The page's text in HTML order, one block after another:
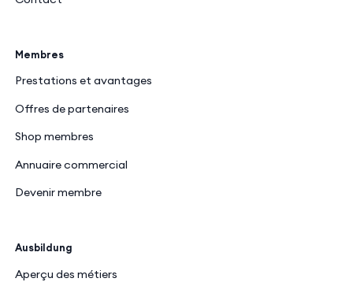
Membres
Prestations et avantages
Offres de partenaires
Shop membres
Annuaire commercial
Devenir membre
Ausbildung
Aperçu des métiers